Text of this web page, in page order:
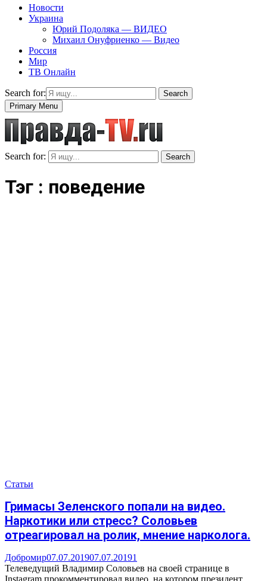
Новости
Украина
Юрий Подоляка — ВИДЕО
Михаил Онуфриенко — Видео
Россия
Мир
ТВ Онлайн
Search for:
Search
Primary Menu
Search for: Search
Тэг : поведение
Статьи
Гримасы Зеленского попали на видео.
Наркотики или стресс? Соловьев
отреагировал на ролик, мнение нарколога.
Добромир07.07.201907.07.20191
Телеведущий Владимир Соловьев на своей странице в
Instagram прокомментировал видео, на котором президент